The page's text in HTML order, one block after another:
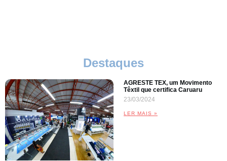
Destaques
AGRESTE TEX, um Movimento
Têxtil que certifica Caruaru
23/03/2024
LER MAIS »